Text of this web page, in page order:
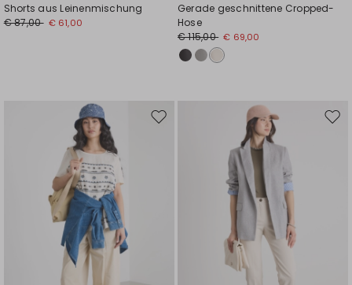
Shorts aus Leinenmischung
€ 87,00 € 61,00
Gerade geschnittene Cropped-
Hose
€ 115,00 € 69,00
Auf
Auf